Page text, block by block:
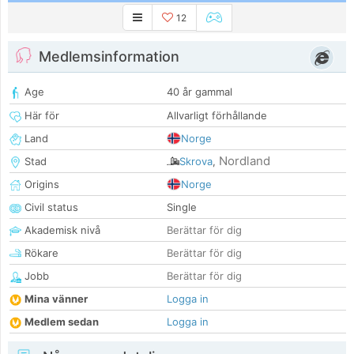
12
Medlemsinformation
Age
40 år gammal
Här för
Allvarligt förhållande
Land
Norge
Stad
Skrova, Nordland
Origins
Norge
Civil status
Single
Akademisk nivå
Berättar för dig
Rökare
Berättar för dig
Jobb
Berättar för dig
Mina vänner
Logga in
Medlem sedan
Logga in